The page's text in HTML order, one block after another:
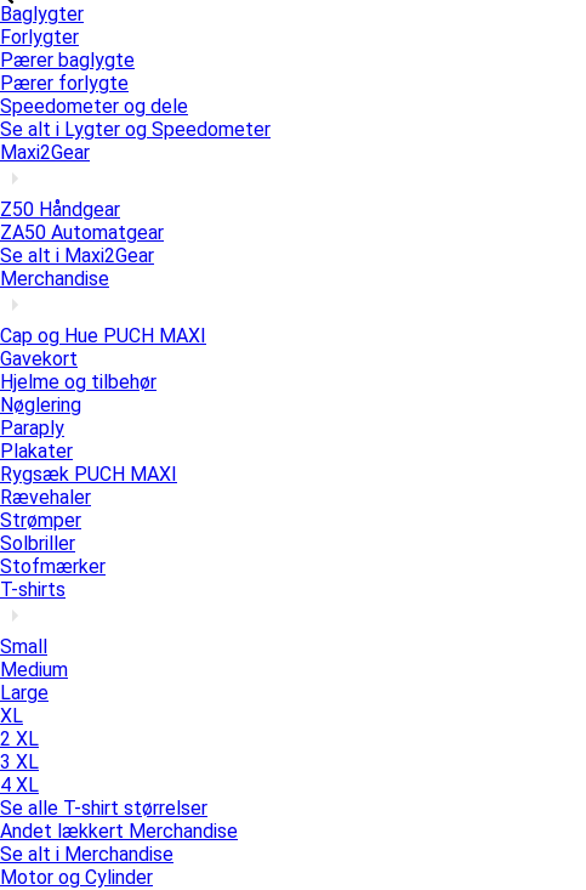
Baglygter
Forlygter
Pærer baglygte
Pærer forlygte
Speedometer og dele
Se alt i Lygter og Speedometer
Maxi2Gear
Z50 Håndgear
ZA50 Automatgear
Se alt i Maxi2Gear
Merchandise
Cap og Hue PUCH MAXI
Gavekort
Hjelme og tilbehør
Nøglering
Paraply
Plakater
Rygsæk PUCH MAXI
Rævehaler
Strømper
Solbriller
Stofmærker
T-shirts
Small
Medium
Large
XL
2 XL
3 XL
4 XL
Se alle T-shirt størrelser
Andet lækkert Merchandise
Se alt i Merchandise
Motor og Cylinder